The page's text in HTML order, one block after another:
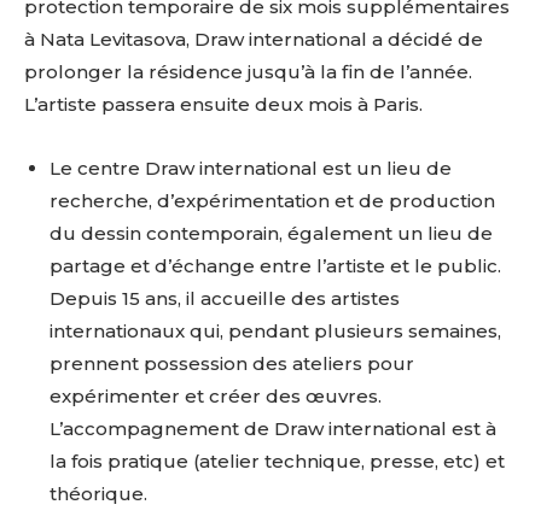
protection temporaire de six mois supplémentaires
à Nata Levitasova, Draw international a décidé de
prolonger la résidence jusqu’à la fin de l’année.
L’artiste passera ensuite deux mois à Paris.
Le centre Draw international est un lieu de
recherche, d’expérimentation et de production
du dessin contemporain, également un lieu de
partage et d’échange entre l’artiste et le public.
Depuis 15 ans, il accueille des artistes
internationaux qui, pendant plusieurs semaines,
prennent possession des ateliers pour
expérimenter et créer des œuvres.
L’accompagnement de Draw international est à
la fois pratique (atelier technique, presse, etc) et
théorique.